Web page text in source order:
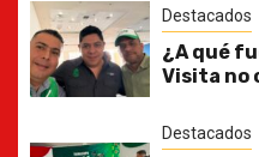
Destacados
¿A qué
Visita no
Destacados